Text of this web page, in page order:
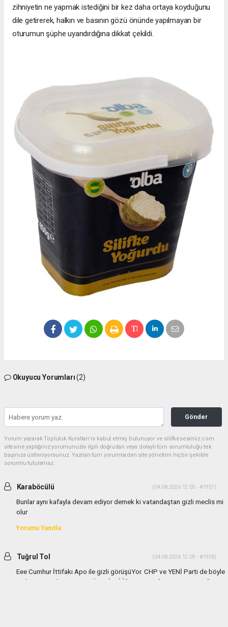
zihniyetin ne yapmak istediğini bir kez daha ortaya koyduğunu
dile getirerek, halkın ve basının gözü önünde yapılmayan bir
oturumun şüphe uyandırdığına dikkat çekildi.
Okuyucu Yorumları(2)
Gönder
Yorum yazarak Topluluk Kuralları’nı kabul etmiş bulunuyor ve silifkesesimiz.com
sitesine yaptığınız yorumunuzla ilgili doğrudan veya dolaylı tüm sorumluluğu tek
başınıza üstleniyorsunuz. Yazılan tüm yorumlardan site yönetimi hiçbir şekilde
sorumlu tutulamaz.
Karaböcülü (04.08.2026 12:05 - #1957)
Bunlar aynı kafayla devam ediyor demek ki vatandaştan gizli meclis mi
olur
Yorumu Yanıtla
Tuğrul Tol (04.08.2026 12:09 - #1958)
Eee Cumhur İttifakı Apo ile gizli görüşüYor. CHP ve YENİ Parti de böyle
gizli görüşmeler yapıyor TÜM GİZLİ İŞLERE KARŞIYIM VATANDAŞIN